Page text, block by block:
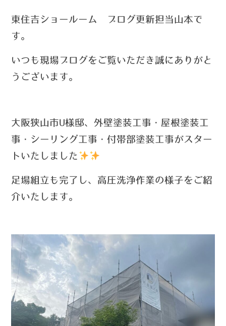
東住吉ショールーム ブログ更新担当山本で
す。
いつ も現場ブログをご覧いただき誠にありがと
うございます。
大阪狭山市U様邸、外壁塗装工事・屋根塗装工
事・シーリング工事・付帯部塗装工事がスター
トいたしました
足場組立も完了し、高圧洗浄作業の様子をご紹
介いたします。